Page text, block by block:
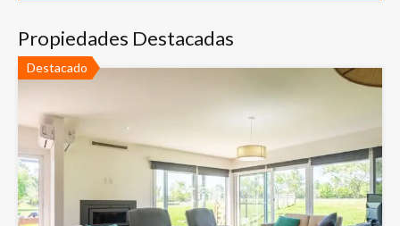
Propiedades Destacadas
Destacado